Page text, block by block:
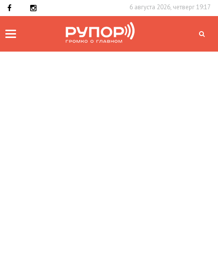
6 августа 2026, четверг 19:17
Toggle